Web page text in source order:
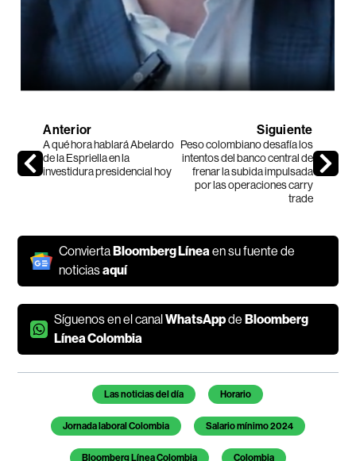
Anterior
A qué hora hablará Abelardo
de la Espriella en la
investidura presidencial hoy
Siguiente
Peso colombiano desafía los
intentos del banco central de
frenar la subida impulsada
por las operaciones carry
trade
ConviertaBloomberg Líneaen su fuente de
noticiasaquí
Síguenos en el canalWhatsAppdeBloomberg
Línea Colombia
Temas de este artículo
Las noticias del día Horario
Jornada laboral Colombia Salario mínimo 2024
Bloomberg Línea Colombia Colombia